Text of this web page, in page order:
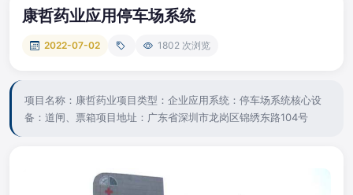
康哲药业应用停车场系统
2022-07-02 1802 次浏览
项目名称：康哲药业项目类型：企业应用系统：停车场系统核心设
备：道闸、票箱项目地址：广东省深圳市龙岗区锦绣东路104号